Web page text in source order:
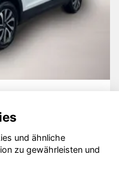
2020 - 2026
und ähnliche
zu gewährleisten und